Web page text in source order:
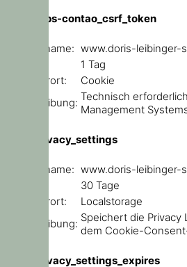
csrf_https-contao_csrf_token
Domainname: www.doris-leibinger-
1 Tag
Speicherort:
Cookie
Beschreibung: Technisch
Management
user_privacy_settings
Domainname: www.doris-leibinger-
30 Tage
Speicherort:
Localstorage
Beschreibung: Speichert die Privacy
dem Cookie-
user_privacy_settings_expires